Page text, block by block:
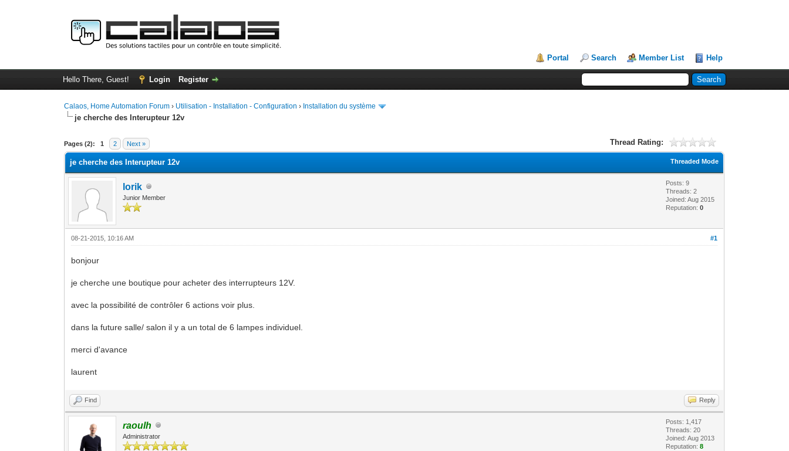
Portal Search Member List Help
Hello There, Guest! Login Register
Calaos, Home Automation Forum › Utilisation - Installation - Configuration › Installation du système
je cherche des Interupteur 12v
Pages (2): 1 2 Next » Thread Rating:
0 Vote(s) - 0 Average
1
2
3
4
5
Threaded Mode
je cherche des Interupteur 12v
lorik
Junior Member
Posts: 9
Threads: 2
Joined: Aug 2015
Reputation:0
#1
08-21-2015, 10:16 AM
bonjour
je cherche une boutique pour acheter des interrupteurs 12V.
avec la possibilité de contrôler 6 actions voir plus.
dans la future salle/ salon il y a un total de 6 lampes individuel.
merci d'avance
laurent
Find Reply
raoulh
Administrator
Posts: 1,417
Threads: 20
Joined: Aug 2013
Reputation:8